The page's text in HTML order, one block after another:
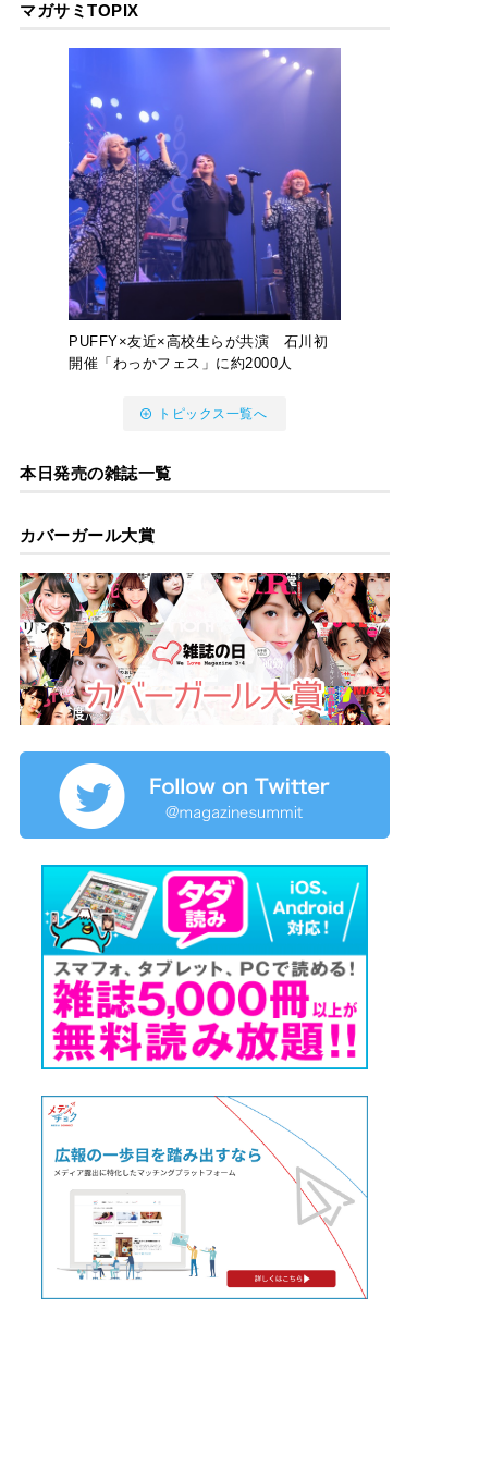
マガサミTOPIX
PUFFY×友近×高校生らが共演 石川初
開催「わっかフェス」に約2000人
トピックス一覧へ
本日発売の雑誌一覧
カバーガール大賞